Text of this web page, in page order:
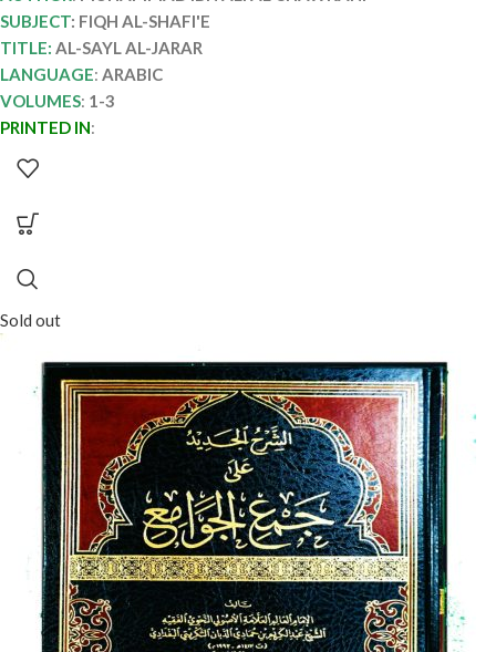
SUBJECT: FIQH AL-SHAFI'E
TITLE: AL-SAYL AL-JARAR
LANGUAGE: ARABIC
VOLUMES: 1-3
PRINTED IN:
Sold out